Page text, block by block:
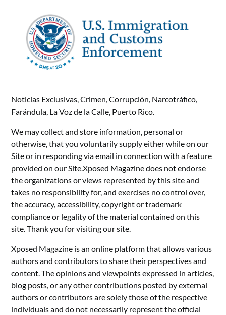
Noticias Exclusivas, Crimen, Corrupción, Narcotráfico,
Farándula, La Voz de la Calle, Puerto Rico.
We may collect and store information, personal or
otherwise, that you voluntarily supply either while on our
Site or in responding via email in connection with a feature
provided on our Site.Xposed Magazine does not endorse
the organizations or views represented by this site and
takes no responsibility for, and exercises no control over,
the accuracy, accessibility, copyright or trademark
compliance or legality of the material contained on this
site. Thank you for visiting our site.
Xposed Magazine is an online platform that allows various
authors and contributors to share their perspectives and
content. The opinions and viewpoints expressed in articles,
blog posts, or any other contributions posted by external
authors or contributors are solely those of the respective
individuals and do not necessarily represent the official